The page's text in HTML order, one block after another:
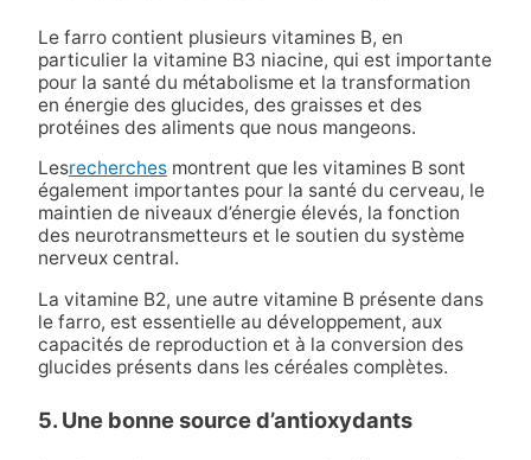
Le farro contient plusieurs vitamines B, en
particulier la vitamine B3 niacine, qui est importante
pour la santé du métabolisme et la transformation
en énergie des glucides, des graisses et des
protéines des aliments que nous mangeons.
Lesrecherchesmontrent que les vitamines B sont
également importantes pour la santé du cerveau, le
maintien de niveaux d’énergie élevés, la fonction
des neurotransmetteurs et le soutien du système
nerveux central.
La vitamine B2, une autre vitamine B présente dans
le farro, est essentielle au développement, aux
capacités de reproduction et à la conversion des
glucides présents dans les céréales complètes.
5. Une bonne source d’antioxydants